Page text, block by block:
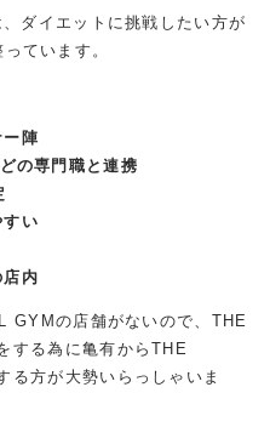
ダイエットに挑戦したい方が
ています。
陣
の専門職と連携
い
内
GYMの店舗がないので、THE
する為に亀有からTHE
る方が大勢いらっしゃいま